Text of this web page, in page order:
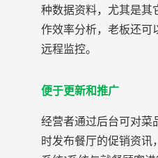
种数据资料，尤其是其
作效率分析，老板还可
远程监控。
便于更新和推广
经营者通过后台可对菜
时发布餐厅的促销资讯